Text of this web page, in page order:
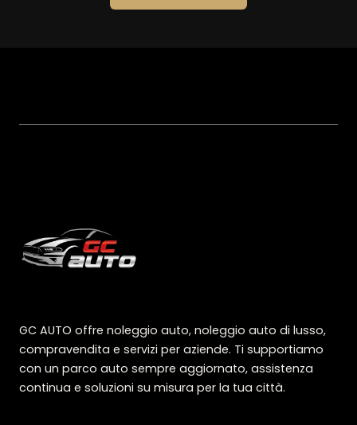
GC AUTO offre noleggio auto, noleggio auto di lusso,
compravendita e servizi per aziende. Ti supportiamo
con un parco auto sempre aggiornato, assistenza
continua e soluzioni su misura per la tua città.